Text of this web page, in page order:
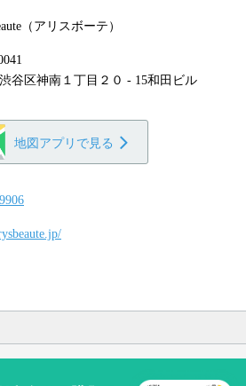
（アリスボーテ）
谷区神南１丁目２０ - 15和田ビル
地図アプリで見る